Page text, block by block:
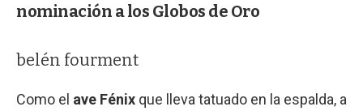
nominación a los Globos de Oro
belén fourment
Como el ave Fénix que lleva tatuado en la espalda, a